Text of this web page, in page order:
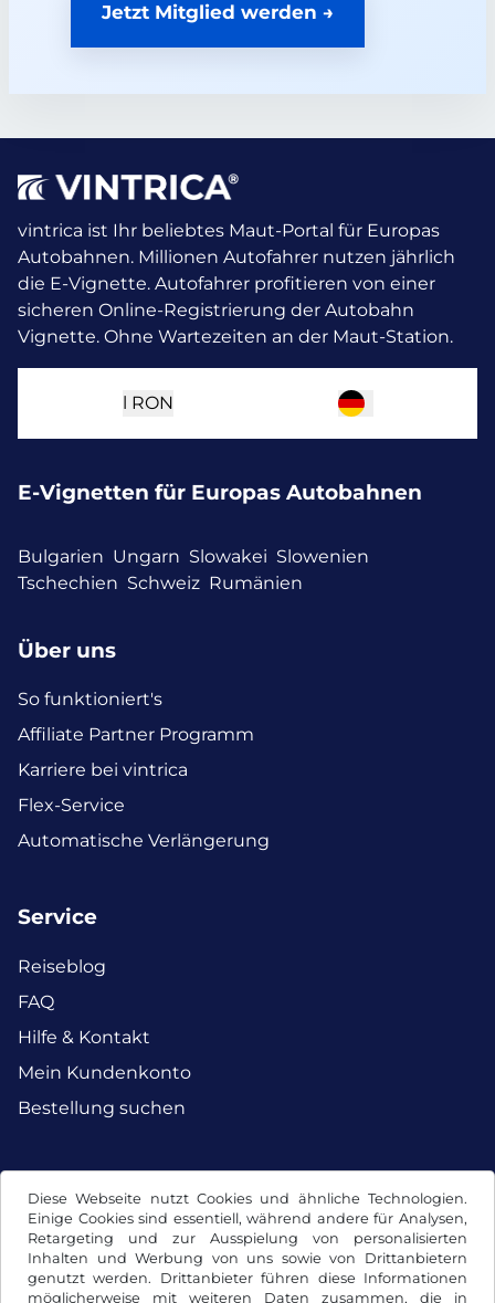
Diese Webseite nutzt Cookies und ähnliche Technologien.
Einige Cookies sind essentiell, während andere für Analysen,
Retargeting und zur Ausspielung von personalisierten
Inhalten und Werbung von uns sowie von Drittanbietern
genutzt werden. Drittanbieter führen diese Informationen
möglicherweise mit weiteren Daten zusammen, die in
Jetzt Mitglied werden →
vintrica ist Ihr beliebtes Maut-Portal für Europas
Autobahnen. Millionen Autofahrer nutzen jährlich
die E-Vignette. Autofahrer profitieren von einer
sicheren Online-Registrierung der Autobahn
Vignette. Ohne Wartezeiten an der Maut-Station.
RON
E-Vignetten für Europas Autobahnen
Bulgarien Ungarn Slowakei Slowenien
Tschechien Schweiz Rumänien
Über uns
So funktioniert's
Affiliate Partner Programm
Karriere bei vintrica
Flex-Service
Automatische Verlängerung
Service
Reiseblog
FAQ
Hilfe & Kontakt
Mein Kundenkonto
Bestellung suchen
Facebook Instagram